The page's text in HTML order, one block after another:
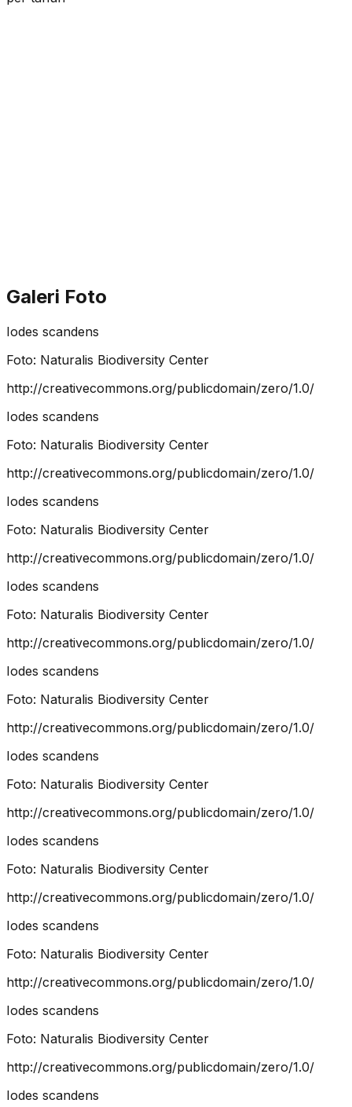
Galeri Foto
Iodes scandens
Foto: Naturalis Biodiversity Center
http://creativecommons.org/publicdomain/zero/1.0/
Iodes scandens
Foto: Naturalis Biodiversity Center
http://creativecommons.org/publicdomain/zero/1.0/
Iodes scandens
Foto: Naturalis Biodiversity Center
http://creativecommons.org/publicdomain/zero/1.0/
Iodes scandens
Foto: Naturalis Biodiversity Center
http://creativecommons.org/publicdomain/zero/1.0/
Iodes scandens
Foto: Naturalis Biodiversity Center
http://creativecommons.org/publicdomain/zero/1.0/
Iodes scandens
Foto: Naturalis Biodiversity Center
http://creativecommons.org/publicdomain/zero/1.0/
Iodes scandens
Foto: Naturalis Biodiversity Center
http://creativecommons.org/publicdomain/zero/1.0/
Iodes scandens
Foto: Naturalis Biodiversity Center
http://creativecommons.org/publicdomain/zero/1.0/
Iodes scandens
Foto: Naturalis Biodiversity Center
http://creativecommons.org/publicdomain/zero/1.0/
Iodes scandens